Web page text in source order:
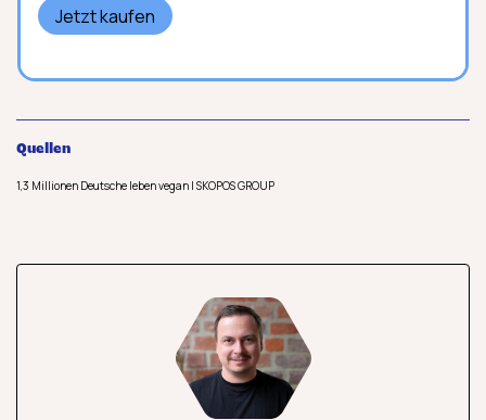
Jetzt kaufen
Quellen
1,3 Millionen Deutsche leben vegan | SKOPOS GROUP